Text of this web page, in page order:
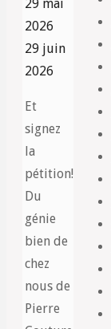
29 mai
2026
29 juin
2026
Et
signez
la
pétition!
Du
génie
bien de
chez
nous de
Pierre